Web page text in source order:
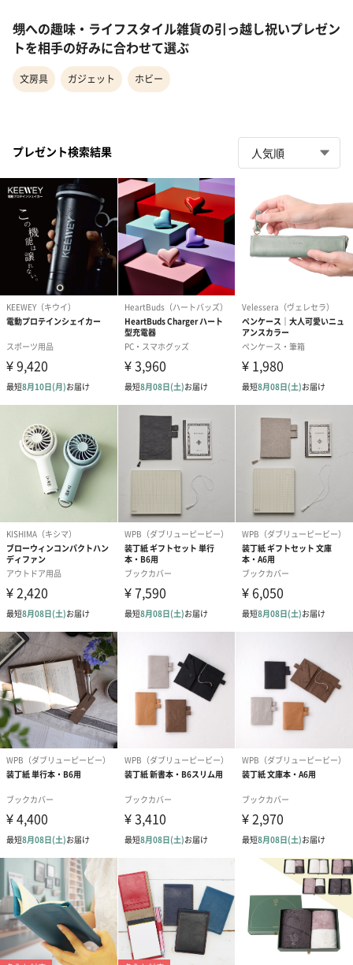
甥への趣味・ライフスタイル雑貨の引っ越し祝いプレゼン
トを相手の好みに合わせて選ぶ
文房具 ガジェット ホビー
プレゼント検索結果